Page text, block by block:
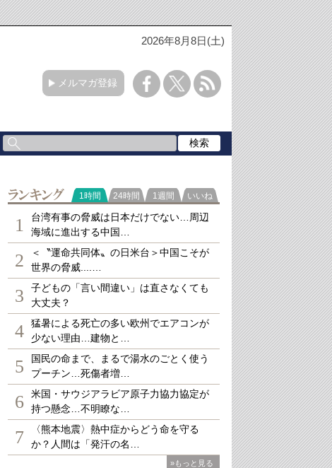
2026年8月8日(土)
メルマガ登録
ランキング
1時間 24時間 1週間 いいね
1
台湾有事の脅威は日本だけでない…周辺
海域に進出する中国…
2
＜〝運命共同体〟の日米台＞中国こそが
世界の脅威....…
3
子どもの「言い間違い」は直さなくても
大丈夫？
4
猛暑による死亡の多い欧州でエアコンが
少ない理由…建物と…
5
国民の命まで、まるで湯水のごとく使う
プーチン…死傷者増…
6
米国・サウジアラビア原子力協力協定が
持つ懸念…不明瞭な…
7
〈熊本地震〉熱中症からどう命を守る
か？人間は「発汗の名…
»もっと見る